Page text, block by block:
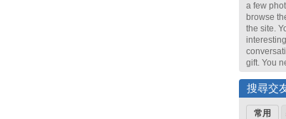
a few
browse
the site.
gift. You
搜尋交
常用